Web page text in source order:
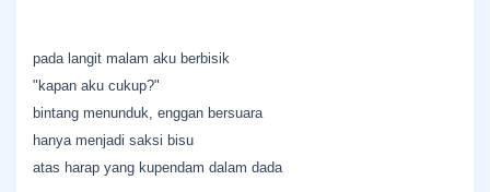
pada langit malam aku berbisik
"kapan aku cukup?"
bintang menunduk, enggan bersuara
hanya menjadi saksi bisu
atas harap yang kupendam dalam dada